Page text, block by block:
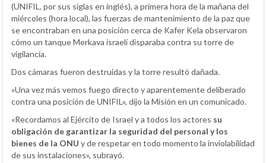
(UNIFIL, por sus siglas en inglés), a primera hora de la mañana del
miércoles (hora local), las fuerzas de mantenimiento de la paz que
se encontraban en una posición cerca de Kafer Kela observaron
cómo un tanque Merkava israelí disparaba contra su torre de
vigilancia.
Dos cámaras fueron destruidas y la torre resultó dañada.
«Una vez más vemos fuego directo y aparentemente deliberado
contra una posición de UNIFIL», dijo la Misión en un comunicado.
«Recordamos al Ejército de Israel y a todos los actores su
obligación de garantizar la seguridad del personal y los
bienes de la ONU y de respetar en todo momento la inviolabilidad
de sus instalaciones», subrayó.